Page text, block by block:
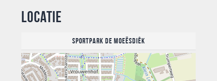
Locatie
Sportpark De Moeësdiêk